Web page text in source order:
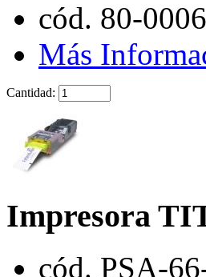
cód. 80-
Más
Cantidad:
Impresora
cód. PSA-